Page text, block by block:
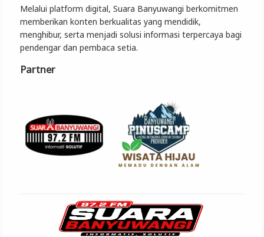
Melalui platform digital, Suara Banyuwangi berkomitmen
memberikan konten berkualitas yang mendidik,
menghibur, serta menjadi solusi informasi terpercaya bagi
pendengar dan pembaca setia.
Partner